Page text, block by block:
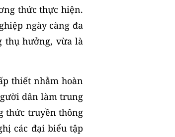
thức thực hiện.
ngày càng đa
thụ hưởng, vừa là
thiết nhằm hoàn
dân làm trung
thức truyền thông
các đại biểu tập